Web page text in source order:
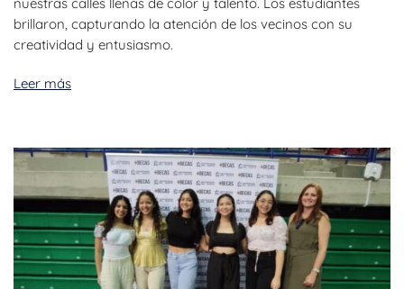
brillaron, capturando la atención de los vecinos con su
creatividad y entusiasmo.
Leer más